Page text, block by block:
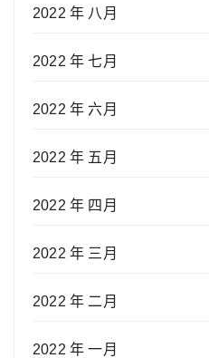
2022 年 八月
2022 年 七月
2022 年 六月
2022 年 五月
2022 年 四月
2022 年 三月
2022 年 二月
2022 年 一月